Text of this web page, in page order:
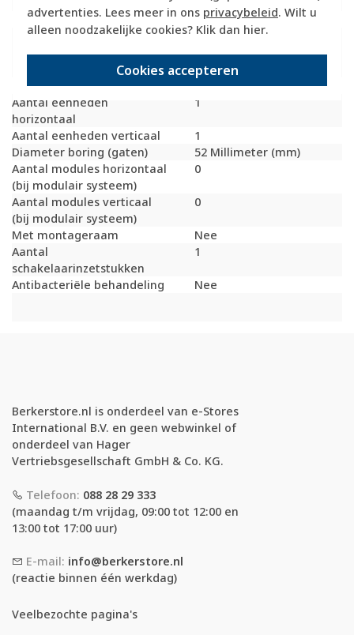
advertenties. Lees meer in ons privacybeleid. Wilt u
alleen noodzakelijke cookies? Klik dan hier.
Cookies accepteren
Bondige uitvoering
Nee
Geschikt voor
inbouwinstallatie (geen
Ja
Inbouwmontage (stucwerk)
Ja
Aantal eenheden
horizontaal
1
Aantal eenheden verticaal
1
Diameter boring (gaten)
52 Millimeter (mm)
Aantal modules horizontaal
(bij modulair systeem)
0
Aantal modules verticaal
(bij modulair systeem)
0
Met montageraam
Nee
Aantal
schakelaarinzetstukken
1
Antibacteriële behandeling Nee
Berkerstore.nl is onderdeel van e-Stores
International B.V. en geen webwinkel of
onderdeel van Hager
Vertriebsgesellschaft GmbH & Co. KG.
Telefoon: 088 28 29 333
(maandag t/m vrijdag, 09:00 tot 12:00 en
13:00 tot 17:00 uur)
E-mail: info@berkerstore.nl
(reactie binnen één werkdag)
Veelbezochte pagina's